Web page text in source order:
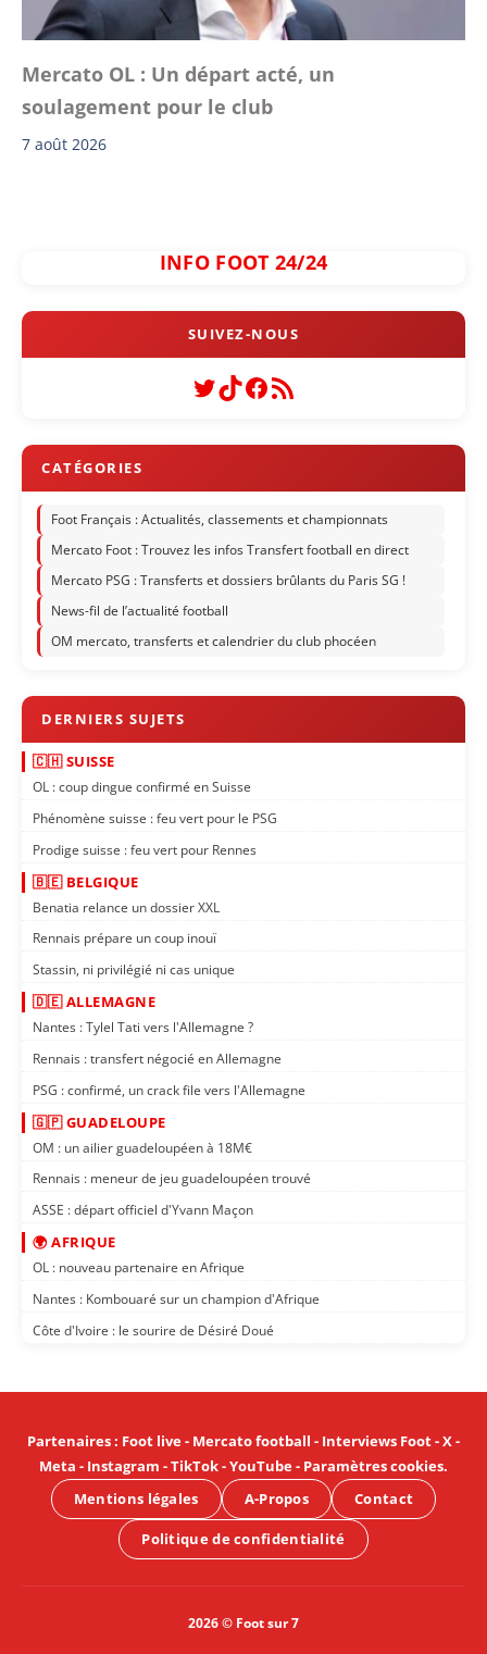
Mercato OL : Un départ acté, un
soulagement pour le club
7 août 2026
INFO FOOT 24/24
Twitter
TikTok
Facebook
Flux RSS
Foot Français : Actualités, classements et championnats
Mercato Foot : Trouvez les infos Transfert football en direct
Mercato PSG : Transferts et dossiers brûlants du Paris SG !
News-fil de l’actualité football
OM mercato, transferts et calendrier du club phocéen
🇨🇭 SUISSE
OL : coup dingue confirmé en Suisse
Phénomène suisse : feu vert pour le PSG
Prodige suisse : feu vert pour Rennes
🇧🇪 BELGIQUE
Benatia relance un dossier XXL
Rennais prépare un coup inouï
Stassin, ni privilégié ni cas unique
🇩🇪 ALLEMAGNE
Nantes : Tylel Tati vers l'Allemagne ?
Rennais : transfert négocié en Allemagne
PSG : confirmé, un crack file vers l'Allemagne
🇬🇵 GUADELOUPE
OM : un ailier guadeloupéen à 18M€
Rennais : meneur de jeu guadeloupéen trouvé
ASSE : départ officiel d'Yvann Maçon
🌍 AFRIQUE
OL : nouveau partenaire en Afrique
Nantes : Kombouaré sur un champion d'Afrique
Côte d'Ivoire : le sourire de Désiré Doué
Partenaires: Foot live- Mercato football - Interviews Foot-X-
Meta - Instagram -TikTok-YouTube- Paramètres cookies.
Mentions légales
A-Propos Contact
Politique de confidentialité
2026 © Foot sur 7